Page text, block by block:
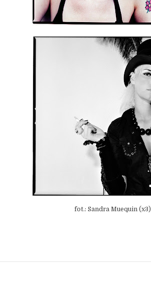
fot.: Sandra Muequin (x3)